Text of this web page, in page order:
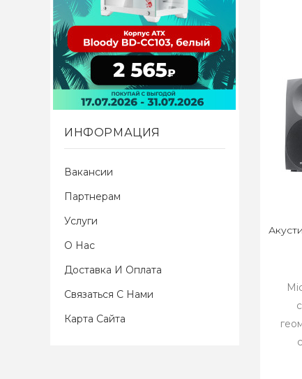
ИНФОРМАЦИЯ
Вакансии
Партнерам
Услуги
О Нас
Доставка И Оплата
Связаться С Нами
Карта Сайта